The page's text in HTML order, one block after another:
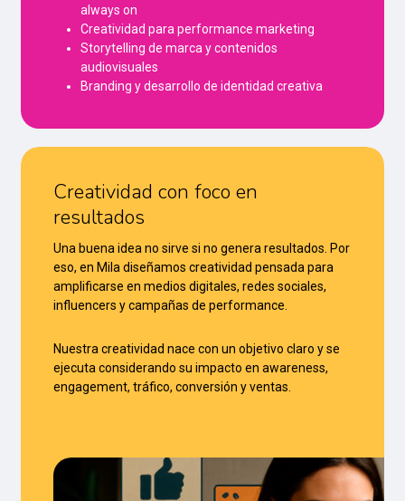
always on
Creatividad para performance marketing
Storytelling de marca y contenidos
audiovisuales
Branding y desarrollo de identidad creativa
Creatividad con foco en
resultados
Una buena idea no sirve si no genera resultados. Por
eso, en Mila diseñamos creatividad pensada para
amplificarse en medios digitales, redes sociales,
influencers y campañas de performance.
Nuestra creatividad nace con un objetivo claro y se
ejecuta considerando su impacto en awareness,
engagement, tráfico, conversión y ventas.